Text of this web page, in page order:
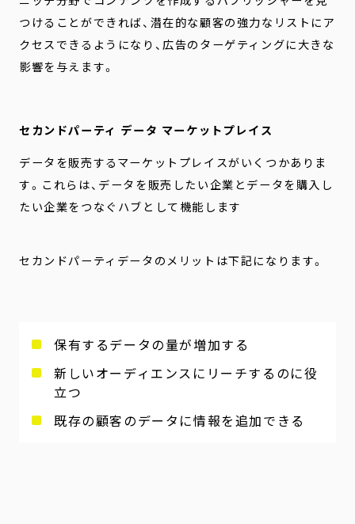
つけることができれば、潜在的な顧客の強力なリストにア
クセスできるようになり、広告のターゲティングに大きな
影響を与えます。
セカンドパーティ データ マーケットプレイス
データを販売するマーケットプレイスがいくつかありま
す。これらは、データを販売したい企業とデータを購入し
たい企業をつなぐハブとして機能します
セカンドパーティデータのメリットは下記になります。
保有するデータの量が増加する
新しいオーディエンスにリーチするのに役
立つ
既存の顧客のデータに情報を追加できる